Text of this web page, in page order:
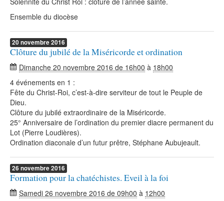
Ensemble du diocèse
20 novembre2016
Clôture du jubilé de la Miséricorde et ordination
Dimanche 20 novembre 2016 de 16h00 à 18h00
4 événements en 1 :
Fête du Christ-Roi, c’est-à-dire serviteur de tout le Peuple de
Dieu.
Clôture du jubilé extraordinaire de la Miséricorde.
25° Anniversaire de l’ordination du premier diacre permanent du
Lot (Pierre Loudières).
Ordination diaconale d’un futur prêtre, Stéphane Aubujeault.
26 novembre2016
Formation pour la chatéchistes. Eveil à la foi
Samedi 26 novembre 2016 de 09h00 à 12h00